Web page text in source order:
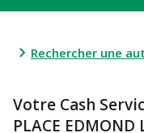
Rechercher une
Votre Cash
PLACE EDMOND